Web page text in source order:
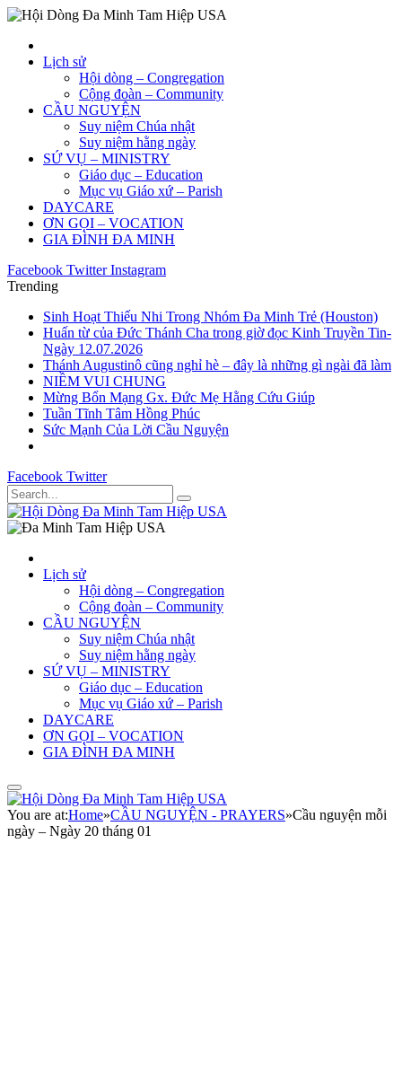
Lịch sử
Hội dòng – Congregation
Cộng đoàn – Community
CẦU NGUYỆN
Suy niệm Chúa nhật
Suy niệm hằng ngày
SỨ VỤ – MINISTRY
Giáo dục – Education
Mục vụ Giáo xứ – Parish
DAYCARE
ƠN GỌI – VOCATION
GIA ĐÌNH ĐA MINH
Facebook Twitter Instagram
Trending
Sinh Hoạt Thiếu Nhi Trong Nhóm Đa Minh Trẻ (Houston)
Huấn từ của Đức Thánh Cha trong giờ đọc Kinh Truyền Tin-
Ngày 12.07.2026
Thánh Augustinô cũng nghỉ hè – đây là những gì ngài đã làm
NIỀM VUI CHUNG
Mừng Bổn Mạng Gx. Đức Mẹ Hằng Cứu Giúp
Tuần Tĩnh Tâm Hồng Phúc
Sức Mạnh Của Lời Cầu Nguyện
Facebook Twitter
Lịch sử
Hội dòng – Congregation
Cộng đoàn – Community
CẦU NGUYỆN
Suy niệm Chúa nhật
Suy niệm hằng ngày
SỨ VỤ – MINISTRY
Giáo dục – Education
Mục vụ Giáo xứ – Parish
DAYCARE
ƠN GỌI – VOCATION
GIA ĐÌNH ĐA MINH
You are at:Home»CẦU NGUYỆN - PRAYERS»Cầu nguyện mỗi
ngày – Ngày 20 tháng 01